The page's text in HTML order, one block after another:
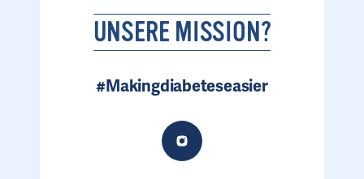
UNSERE MISSION?
#Makingdiabeteseasier